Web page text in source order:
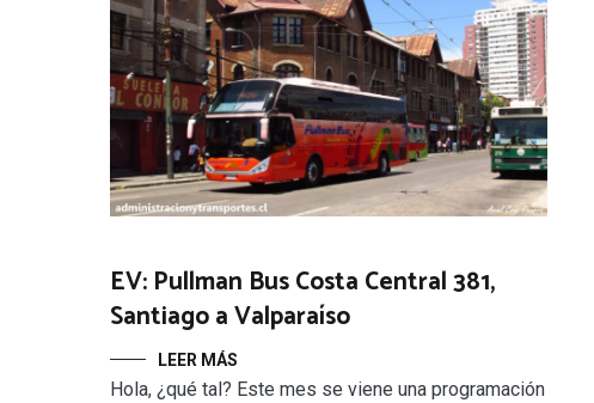
EV: Pullman Bus Costa Central 381,
Santiago a Valparaíso
LEER MÁS
Hola, ¿qué tal? Este mes se viene una programación